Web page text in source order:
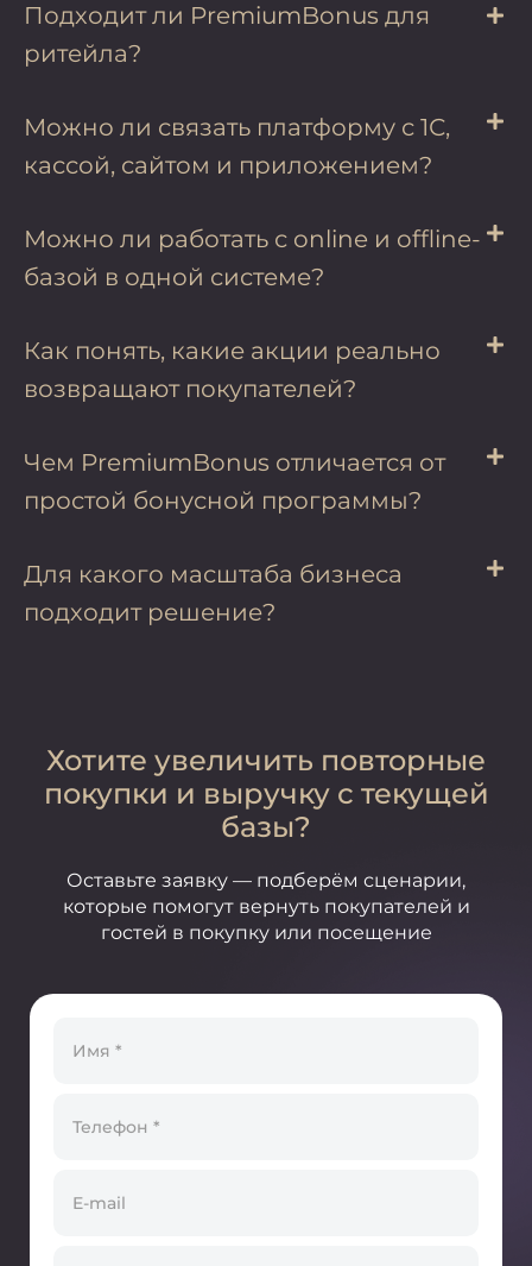
Подходит ли PremiumBonus для
ритейла?
Можно ли связать платформу с 1С,
кассой, сайтом и приложением?
Можно ли работать с online и offline-
базой в одной системе?
Как понять, какие акции реально
возвращают покупателей?
Чем PremiumBonus отличается от
простой бонусной программы?
Для какого масштаба бизнеса
подходит решение?
Хотите увеличить повторные
покупки и выручку с текущей
базы?
Оставьте заявку — подберём сценарии,
которые помогут вернуть покупателей и
гостей в покупку или посещение